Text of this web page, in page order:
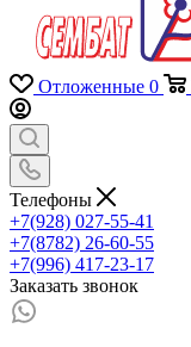
Отложенные 0
Телефоны
+7(928) 027-55-41
+7(8782) 26-60-55
+7(996) 417-23-17
Заказать звонок